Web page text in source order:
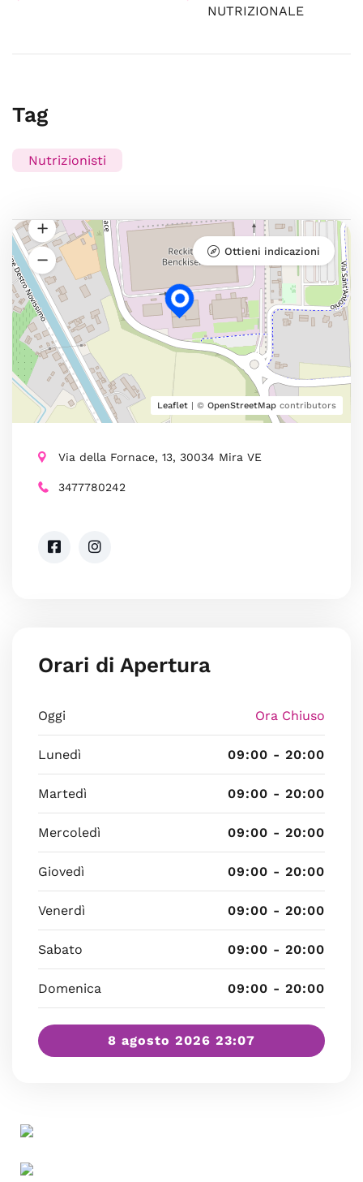
NUTRIZIONALE
Tag
Nutrizionisti
Leaflet | © OpenStreetMap contributors
Ottieni indicazioni
Via della Fornace, 13, 30034 Mira VE
3477780242
Orari di Apertura
Oggi Ora Chiuso
Lunedì 09:00 - 20:00
Martedì 09:00 - 20:00
Mercoledì 09:00 - 20:00
Giovedì 09:00 - 20:00
Venerdì 09:00 - 20:00
Sabato 09:00 - 20:00
Domenica 09:00 - 20:00
8 agosto 2026 23:07